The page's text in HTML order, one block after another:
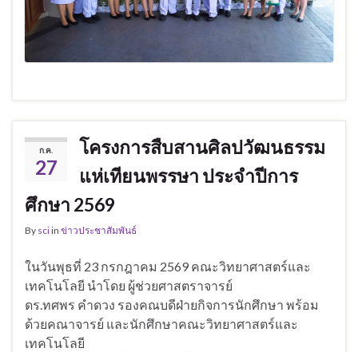
ก.ค.
27
โครงการสืบสานศิลปวัฒนธรรม
แห่เทียนพรรษา ประจำปีการ
ศึกษา 2569
By sciin ข่าวประชาสัมพันธ์
ในวันพุธที่ 23 กรกฎาคม 2569 คณะวิทยาศาสตร์และ
เทคโนโลยี นำโดย ผู้ช่วยศาสตราจารย์
ดร.ทศพร คำดวง รองคณบดีฝ่ายกิจการนักศึกษา พร้อม
ด้วยคณาจารย์ และนักศึกษาคณะวิทยาศาสตร์และ
เทคโนโลยี